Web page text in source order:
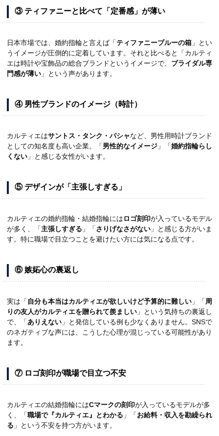
③ ティファニーと比べて「定番感」が薄い
日本市場では、婚約指輪と言えば「ティファニーブルーの箱 」とい
うイメージが圧倒的に定着しています。それと比べると「カルティ
エは時計や宝飾品の総合ブランドというイメージで、 ブライダル専
門感が薄い 」という声があります。
④ 男性ブランドのイメージ（時計）
カルティエはサントス・タンク・パシャなど、男性用時計ブランド
としての知名度も高い企業。「男性的なイメージ 」「婚約指輪らし
くない 」と感じる女性がいます。
⑤ デザインが「主張しすぎる」
カルティエの婚約指輪・結婚指輪にはロゴ刻印が入っているモデル
が多く、「主張しすぎる 」「さりげなさがない 」と感じる方がいま
す。特に職場で目立つことを避けたい方には気になる点です。
⑥ 嫉妬心の裏返し
実は「 自分も本当はカルティエが欲しいけど予算的に難しい 」「周
りの友人がカルティエを贈られて羨ましい 」という気持ちの裏返し
で、「ありえない 」と発信している例も少なくありません。SNSで
のネガティブな声には、こうした心理が混じっている可能性があり
ます。
⑦ ロゴ刻印が職場で目立つ不安
カルティエの結婚指輪にはCマークの刻印が入っているモデルが多
く、「職場で『カルティエ』とわかる 」「お給料・収入を勘繰られ
る 」という不安を持つ方がいます。